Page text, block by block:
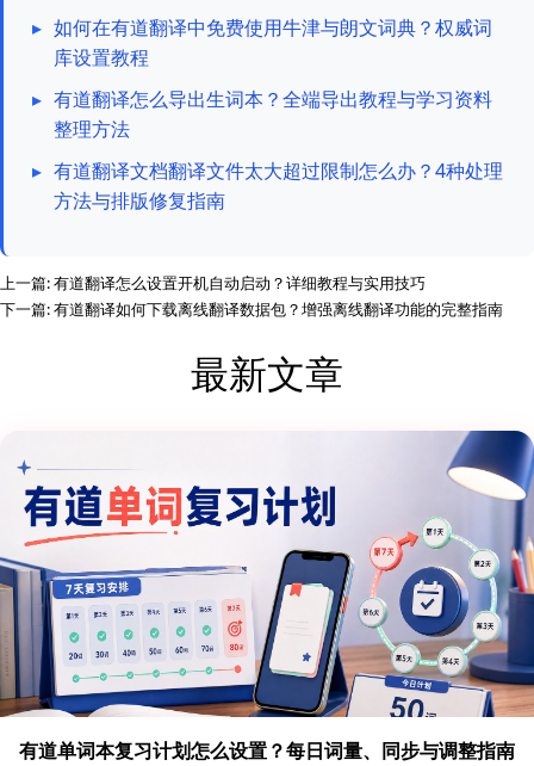
▸ 如何在有道翻译中免费使用牛津与朗文词典？权威词
库设置教程
▸ 有道翻译怎么导出生词本？全端导出教程与学习资料
整理方法
▸ 有道翻译文档翻译文件太大超过限制怎么办？4种处理
方法与排版修复指南
上一篇:有道翻译怎么设置开机自动启动？详细教程与实用技巧
下一篇:有道翻译如何下载离线翻译数据包？增强离线翻译功能的完整指南
最新文章
有道单词本复习计划怎么设置？每日词量、同步与调整指南